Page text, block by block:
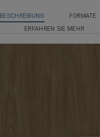
BESCHREIBUNG FORMATE
ERFAHREN SIE MEHR